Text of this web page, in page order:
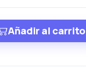
Añadir al carrito